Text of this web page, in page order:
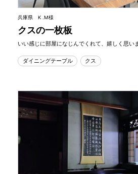
兵庫県 K .M様
クスの一枚板
いい感じに部屋になじんでくれて、嬉しく思い
ダイニングテーブル クス